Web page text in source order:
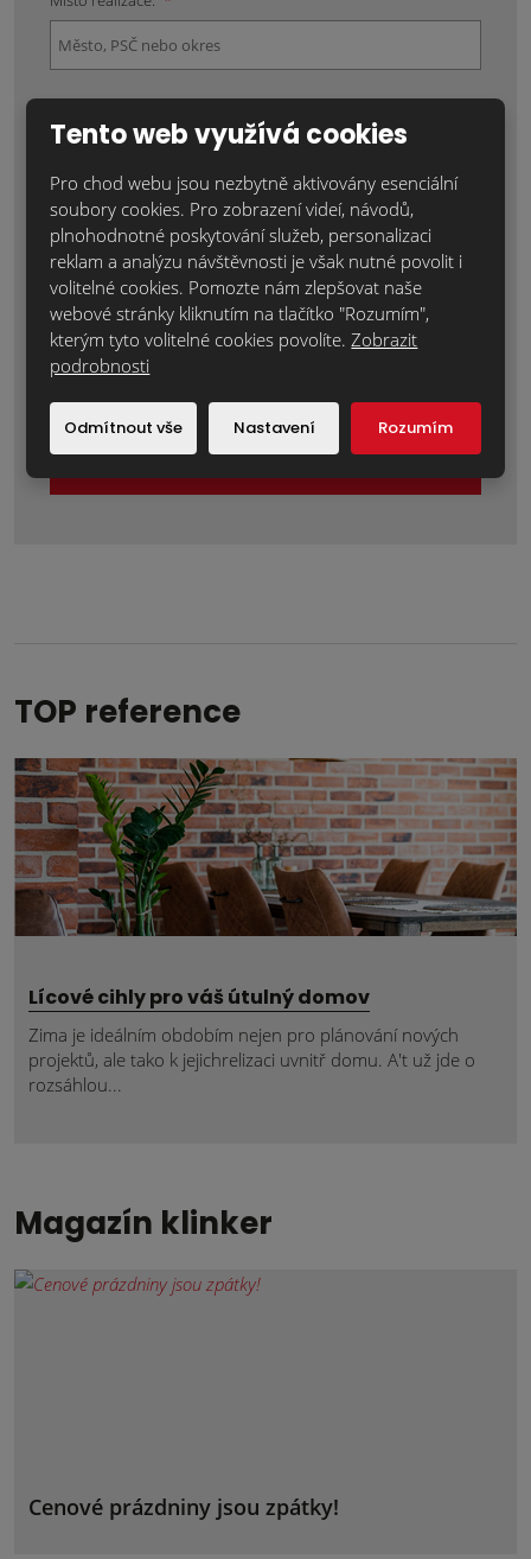
Položky označené hvězdičkou (*) jsou povinné.
Text zprávy *
TOP reference
Lícové cihly pro váš útulný domov
Zima je ideálním obdobím nejen pro plánování nových
projektů, ale tako k jejichrelizaci uvnitř domu. A't už jde o
rozsáhlou...
Magazín klinker
Cenové prázdniny jsou zpátky!
Tento web využívá cookies
Pro chod webu jsou nezbytně aktivovány esenciální
soubory cookies. Pro zobrazení videí, návodů,
plnohodnotné poskytování služeb, personalizaci
reklam a analýzu návštěvnosti je však nutné povolit i
volitelné cookies. Pomozte nám zlepšovat naše
webové stránky kliknutím na tlačítko "Rozumím",
kterým tyto volitelné cookies povolíte. Zobrazit
podrobnosti
Odmítnout vše Nastavení Rozumím